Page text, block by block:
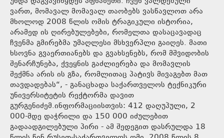
ვართ, მომავალ მომავალ თაობებს ვასწავლოთ არა
მხოლოდ 2008 წლის ომის ტრაგიკული ისტორია,
არამედ ის ღირებულებები, რომელთა დასაცავადაც
ჩვენმა გმირებმა უმაღლესი მსხვერპლი გაიღეს. მათი
ხსოვნა გვაერთიანებს და გვახსენებს, რომ მშვიდობის
შენარჩუნება, ქვეყნის გაძლიერება და მომავლის
შექმნა არის ის გზა, რომლითაც პატივს მივაგებთ მათ
თავდადებას“, - განაცხადა საქართველოს ტექნიკური
უნივერსიტეტის რექტორმა დავით
გურგენიძემ.ინფორმაციისთვის: 412 დაღუპული, 2
000-მდე დაჭრილი და 150 000 იძულებით
გადაადგილებული პირი - ამ შედეგით დასრულდა 18